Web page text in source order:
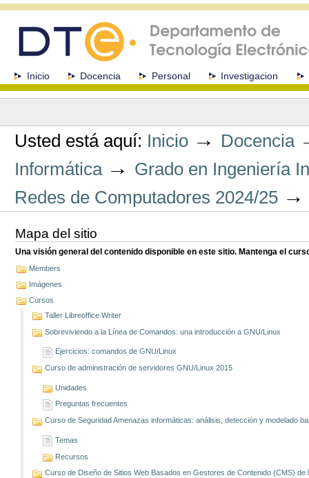
navegación
SeccionesInicio Docencia Personal Investigacion
Herramientas
Usted está aquí: Inicio → Docencia
Informática → Grado en Ingeniería
Redes de Computadores 2024/25
Mapa del sitio
Una visión general del contenido disponible en este sitio. Mantenga el
Members
Imágenes
Cursos
Taller Libreoffice Writer
Sobreviviendo a la Línea de Comandos: una introducción a GNU/Linux
Ejercicios: comandos de GNU/Linux
Curso de administración de servidores GNU/Linux 2015
Unidades
Preguntas frecuentes
Curso de Seguridad Amenazas informáticas: análisis, detección y modelado
Temas
Recursos
Curso de Diseño de Sitios Web Basados en Gestores de Contenido (CMS) de